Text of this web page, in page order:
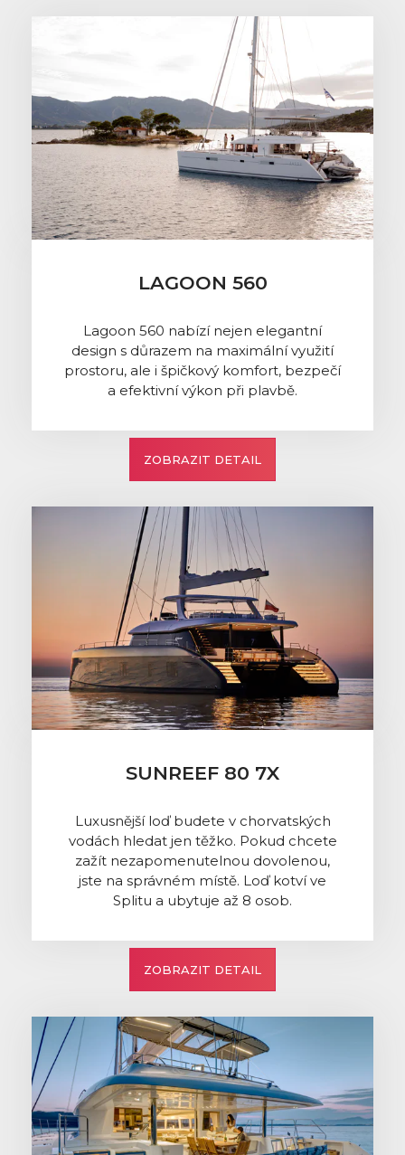
LAGOON 560
Lagoon 560 nabízí nejen elegantní
design s důrazem na maximální využití
prostoru, ale i špičkový komfort, bezpečí
a efektivní výkon při plavbě.
ZOBRAZIT DETAIL
SUNREEF 80 7X
Luxusnější loď budete v chorvatských
vodách hledat jen těžko. Pokud chcete
zažít nezapomenutelnou dovolenou,
jste na správném místě. Loď kotví ve
Splitu a ubytuje až 8 osob.
ZOBRAZIT DETAIL